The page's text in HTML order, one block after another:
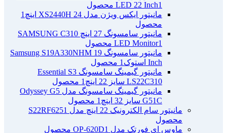
LED 22 Inch1 محصول
مانیتور ایکس ویژن مدل XS2440H 24 اینچ
1
محصول
مانیتور سامسونگ 27 اینچ SAMSUNG C310
LED Monitor1 محصول
مانیتور سامسونگ Samsung S19A330NHM 19
Inch استوک
1 محصول
مانیتور گیمینگ سامسونگ Essential S3
LS22C310 سایز 22 اینچ
1 محصول
مانیتور گیمینگ سامسونگ مدل Odyssey G5
G51C سایز 32 اینچ
1 محصول
مانیتور سام الکترونیک 22 اینچ مدل S22RF625
1
محصول
ماوس ای فورتک مدل OP-620D 1 محصول